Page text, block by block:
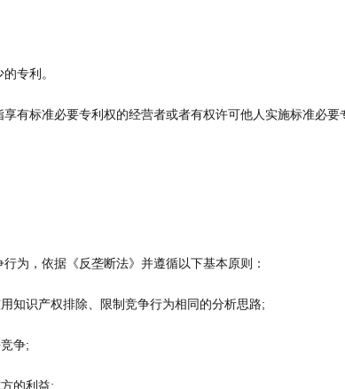
专利。
标准必要专利权的经营者或者有权许可他人实施标准必要
，依据《反垄断法》并遵循以下基本原则：
识产权排除、限制竞争行为相同的分析思路;
争;
的利益;